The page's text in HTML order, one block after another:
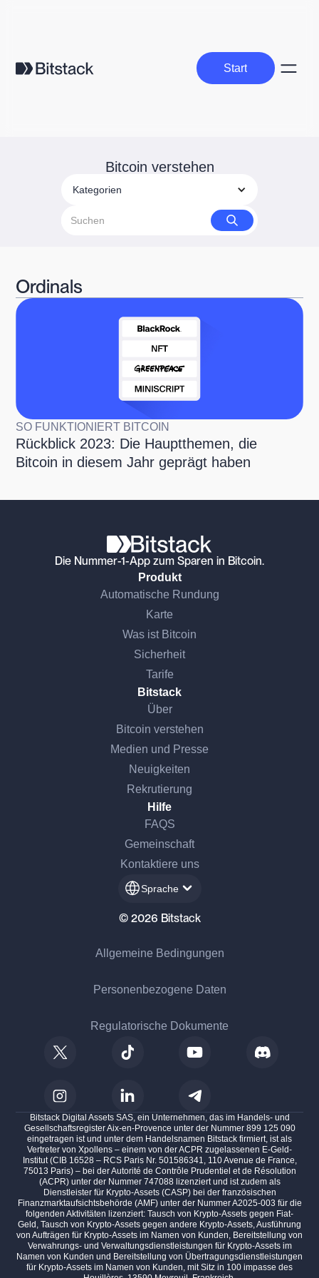
Start
Start
Bitcoin verstehen
Kategorien
Ordinals
SO FUNKTIONIERT BITCOIN
Rückblick 2023: Die Hauptthemen, die
Bitcoin in diesem Jahr geprägt haben
Die Nummer-1-App zum Sparen in Bitcoin.
Produkt
Automatische Rundung
Karte
Was ist Bitcoin
Sicherheit
Tarife
Bitstack
Über
Bitcoin verstehen
Medien und Presse
Neuigkeiten
Rekrutierung
Hilfe
FAQS
Gemeinschaft
Kontaktiere uns
Sprache
© 2026 Bitstack
Allgemeine Bedingungen
Personenbezogene Daten
Regulatorische Dokumente
Bitstack Digital Assets SAS, ein Unternehmen, das im Handels- und
Gesellschaftsregister Aix-en-Provence unter der Nummer 899 125 090
eingetragen ist und unter dem Handelsnamen Bitstack firmiert, ist als
Vertreter von Xpollens – einem von der ACPR zugelassenen E-Geld-
Institut (CIB 16528 – RCS Paris Nr. 501586341, 110 Avenue de France,
75013 Paris) – bei der Autorité de Contrôle Prudentiel et de Résolution
(ACPR) unter der Nummer 747088 lizenziert und ist zudem als
Dienstleister für Krypto-Assets (CASP) bei der französischen
Finanzmarktaufsichtsbehörde (AMF) unter der Nummer A2025-003 für die
folgenden Aktivitäten lizenziert: Tausch von Krypto-Assets gegen Fiat-
Geld, Tausch von Krypto-Assets gegen andere Krypto-Assets, Ausführung
von Aufträgen für Krypto-Assets im Namen von Kunden, Bereitstellung von
Verwahrungs- und Verwaltungsdienstleistungen für Krypto-Assets im
Namen von Kunden und Bereitstellung von Übertragungsdienstleistungen
für Krypto-Assets im Namen von Kunden, mit Sitz in 100 impasse des